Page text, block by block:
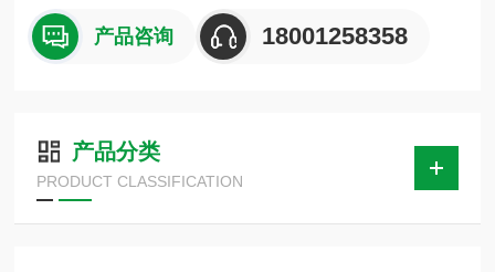
产品咨询 18001258358
产品分类
PRODUCT CLASSIFICATION